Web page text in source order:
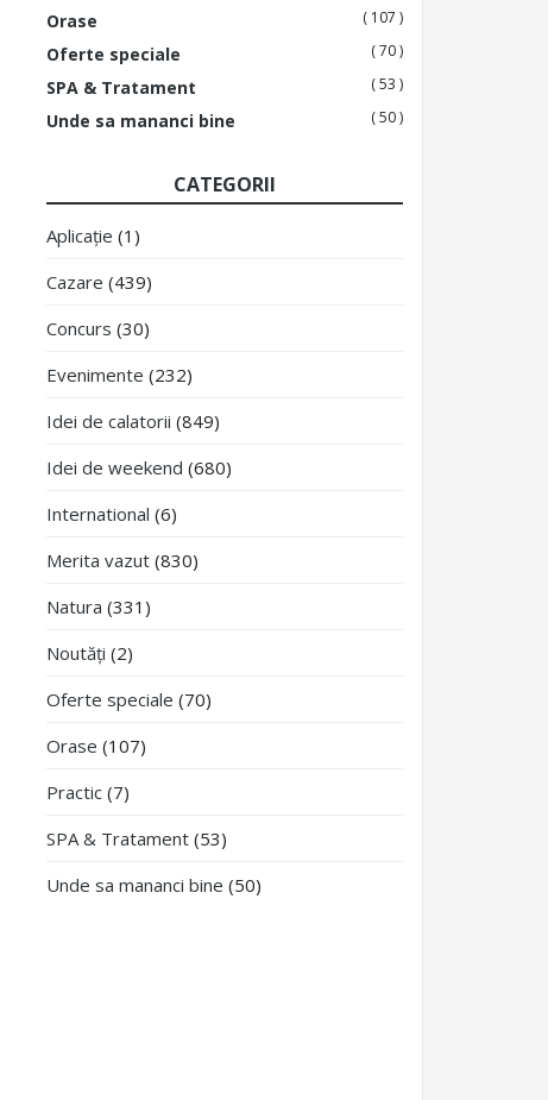
Orase ( 107 )
Oferte speciale ( 70 )
SPA & Tratament ( 53 )
Unde sa mananci bine ( 50 )
CATEGORII
Aplicație (1)
Cazare (439)
Concurs (30)
Evenimente (232)
Idei de calatorii (849)
Idei de weekend (680)
International (6)
Merita vazut (830)
Natura (331)
Noutăți (2)
Oferte speciale (70)
Orase (107)
Practic (7)
SPA & Tratament (53)
Unde sa mananci bine (50)